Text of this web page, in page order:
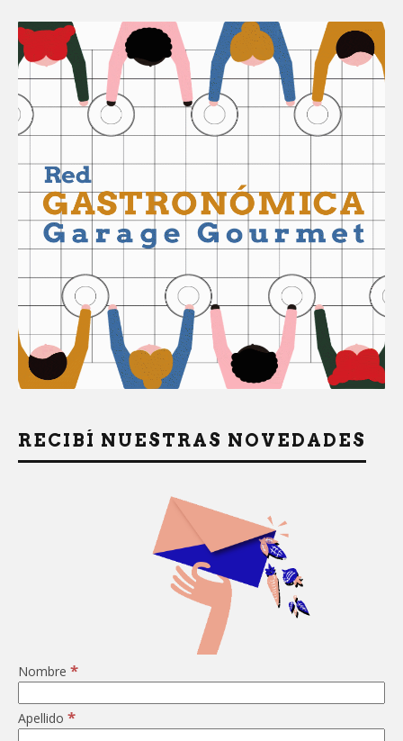
RECIBÍ NUESTRAS NOVEDADES
Nombre *
Apellido *